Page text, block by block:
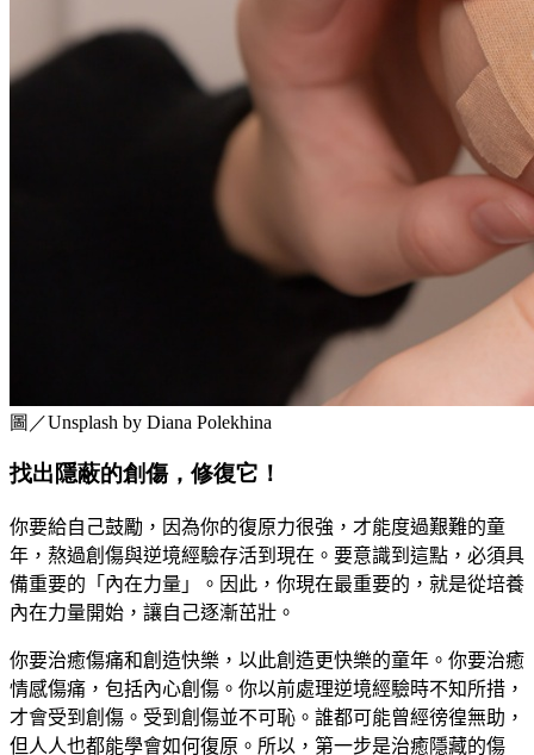
圖／Unsplash by Diana Polekhina
找出隱蔽的創傷，修復它！
你要給自己鼓勵，因為你的復原力很強，才能度過艱難的童
年，熬過創傷與逆境經驗存活到現在。要意識到這點，必須具
備重要的「內在力量」。因此，你現在最重要的，就是從培養
內在力量開始，讓自己逐漸茁壯。
你要治癒傷痛和創造快樂，以此創造更快樂的童年。你要治癒
情感傷痛，包括內心創傷。你以前處理逆境經驗時不知所措，
才會受到創傷。受到創傷並不可恥。誰都可能曾經徬徨無助，
但人人也都能學會如何復原。所以，第一步是治癒隱藏的傷